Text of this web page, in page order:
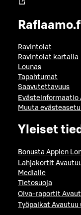
Ravintolat
Ravintolat kartalla
Lounas
Tapahtumat
Saavutettavuus
Evästeinformaatio
Muuta
Yleiset
Bonusta Applen
Lahjakortit
Medialle
Tietosuoja
Oiva-raportit
Työpaikat Avautuu